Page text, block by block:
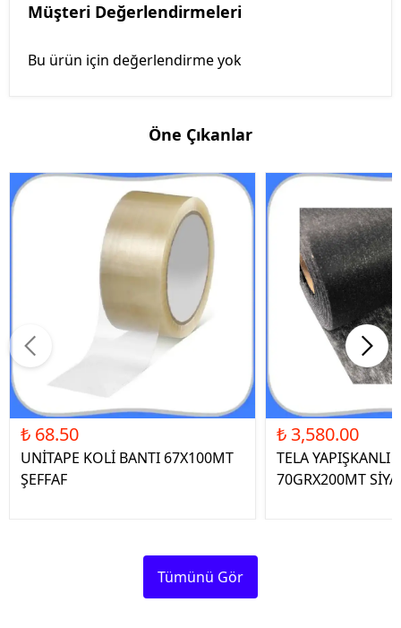
Müşteri Değerlendirmeleri
Bu ürün için değerlendirme yok
Öne Çıkanlar
₺ 68.50
UNİTAPE KOLİ BANTI 67X100MT
ŞEFFAF
₺ 3,580.00
TELA YAPIŞKANLI
70GRX200MT
Tümünü Gör